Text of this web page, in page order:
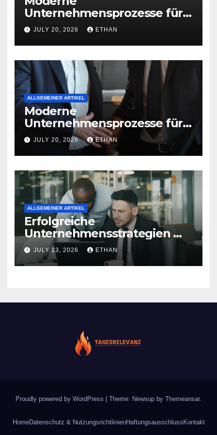
Unternehmensprozesse für
nachhaltige
Betriebsentwicklung
JULY 20, 2026 ETHAN
ALLGEMEINER ARTIKEL
Moderne
Unternehmensprozesse für
nachhaltige
Strukturentwicklung
JULY 20, 2026 ETHAN
ALLGEMEINER ARTIKEL
Erfolgreiche
Unternehmensstrategien mit
nachhaltiger Wirkung
JULY 13, 2026 ETHAN
Proudly powered by WordPress | Theme: Newsup by Themeansar.
HomeDatenschutz & NutzungsrichtlinienHaftungsausschluss Kontakt